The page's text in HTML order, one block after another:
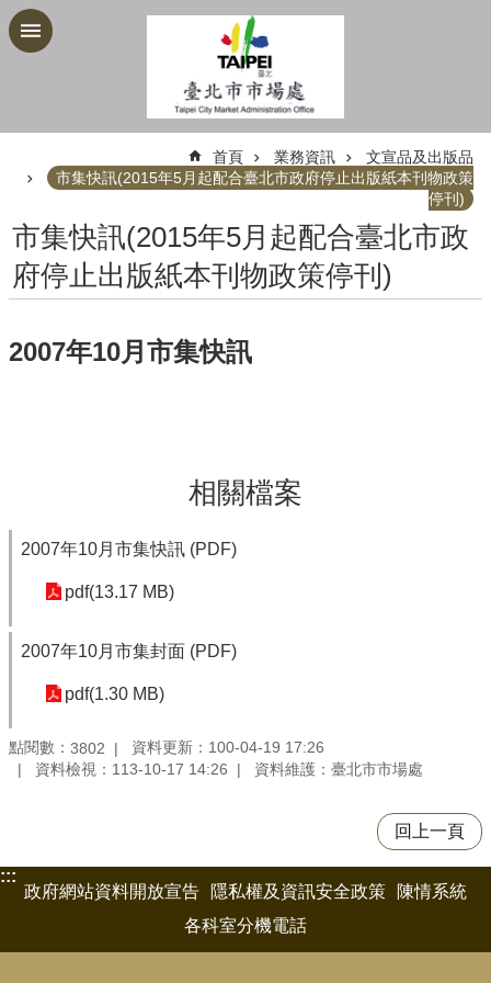
跳到主要內容區塊
首頁 業務資訊
文宣品及出版品
市集快訊(2015年5月起配合臺北市政府停止出版紙本刊物政策
停刊)
市集快訊(2015年5月起配合臺北市政
府停止出版紙本刊物政策停刊)
2007年10月市集快訊
相關檔案
2007年10月市集快訊 (PDF)
pdf(13.17 MB)
2007年10月市集封面 (PDF)
pdf(1.30 MB)
點閱數： 3802
資料更新：100-04-19 17:26
資料檢視：113-10-17 14:26
資料維護：臺北市市場處
回上一頁
:::
政府網站資料開放宣告
隱私權及資訊安全政策
陳情系統
各科室分機電話